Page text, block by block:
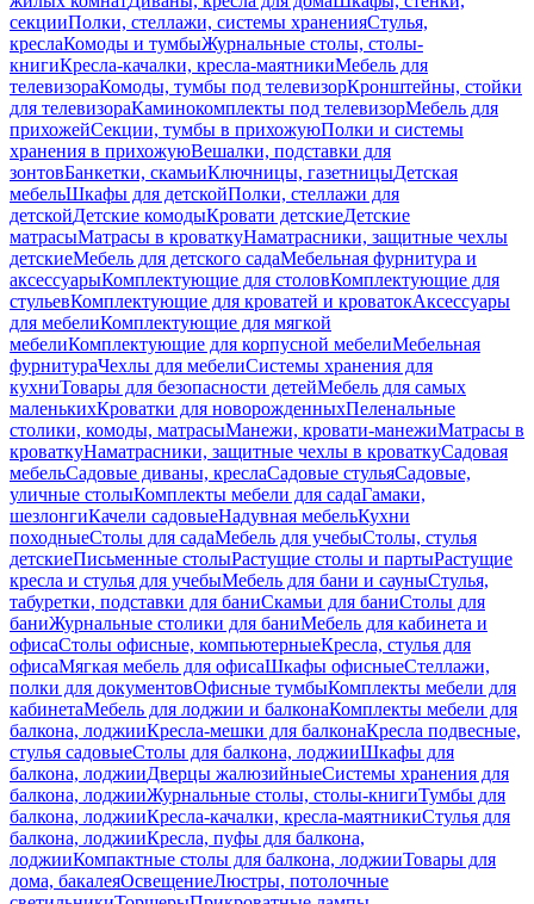
секцииПолки, стеллажи, системы храненияСтулья,
креслаКомоды и тумбыЖурнальные столы, столы-
книгиКресла-качалки, кресла-маятникиМебель для
телевизораКомоды, тумбы под телевизорКронштейны, стойки
для телевизораКаминокомплекты под телевизорМебель для
прихожейСекции, тумбы в прихожуюПолки и системы
хранения в прихожуюВешалки, подставки для
зонтовБанкетки, скамьиКлючницы, газетницыДетская
мебельШкафы для детскойПолки, стеллажи для
детскойДетские комодыКровати детскиеДетские
матрасыМатрасы в кроваткуНаматрасники, защитные чехлы
детскиеМебель для детского садаМебельная фурнитура и
аксессуарыКомплектующие для столовКомплектующие для
стульевКомплектующие для кроватей и кроватокАксессуары
для мебелиКомплектующие для мягкой
мебелиКомплектующие для корпусной мебелиМебельная
фурнитураЧехлы для мебелиСистемы хранения для
кухниТовары для безопасности детейМебель для самых
маленькихКроватки для новорожденныхПеленальные
столики, комоды, матрасыМанежи, кровати-манежиМатрасы в
кроваткуНаматрасники, защитные чехлы в кроваткуСадовая
мебельСадовые диваны, креслаСадовые стульяСадовые,
уличные столыКомплекты мебели для садаГамаки,
шезлонгиКачели садовыеНадувная мебельКухни
походныеСтолы для садаМебель для учебыСтолы, стулья
детскиеПисьменные столыРастущие столы и партыРастущие
кресла и стулья для учебыМебель для бани и сауныСтулья,
табуретки, подставки для баниСкамьи для баниСтолы для
баниЖурнальные столики для баниМебель для кабинета и
офисаСтолы офисные, компьютерныеКресла, стулья для
офисаМягкая мебель для офисаШкафы офисныеСтеллажи,
полки для документовОфисные тумбыКомплекты мебели для
кабинетаМебель для лоджии и балконаКомплекты мебели для
балкона, лоджииКресла-мешки для балконаКресла подвесные,
стулья садовыеСтолы для балкона, лоджииШкафы для
балкона, лоджииДверцы жалюзийныеСистемы хранения для
балкона, лоджииЖурнальные столы, столы-книгиТумбы для
балкона, лоджииКресла-качалки, кресла-маятникиСтулья для
балкона, лоджииКресла, пуфы для балкона,
лоджииКомпактные столы для балкона, лоджииТовары для
дома, бакалеяОсвещениеЛюстры, потолочные